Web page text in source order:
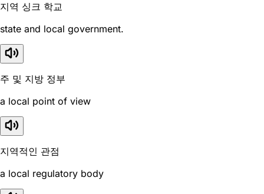
지역 싱크 학교
state and local government.
주 및 지방 정부
a local point of view
지역적인 관점
a local regulatory body